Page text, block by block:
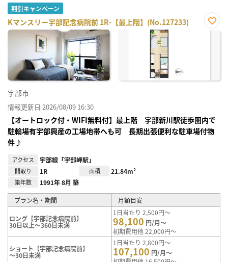
割引キャンペーン
Kマンスリー宇部記念病院前 1R-【最上階】(No.127233)
お気
宇部市
情報更新日 2026/08/09 16:30
【オートロック付・WIFI無料付】最上階 宇部新川駅徒歩圏内で
駐輪場有宇部興産の工場地帯へも可 長期出張便利な駐車場付物
件♪
アクセス 宇部線「宇部岬駅」
間取り 1R 面積 21.84m²
築年数 1991年 8月 築
プラン名・期間 月額目安
ロング【宇部記念病院前】
30日以上～360日未満
1日当たり 2,500円～
98,100 円/月～
初期費用他 22,000円～
ショート【宇部記念病院前】
～30日未満
1日当たり 2,800円～
107,100 円/月～